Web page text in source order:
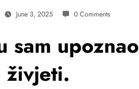
June 3, 2025 0 Comments
sam
živjeti.